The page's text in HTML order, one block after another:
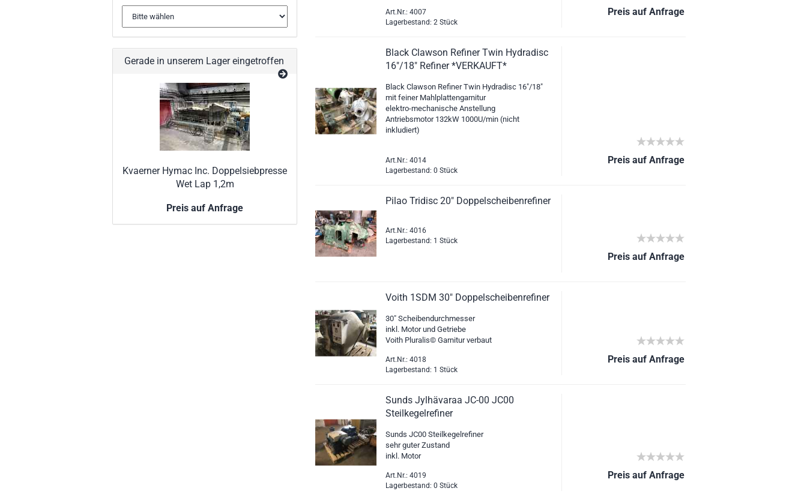
Art.Nr.: 4007
Lagerbestand: 2 Stück
Preis auf Anfrage
Black Clawson Refiner Twin Hydradisc
16"/18" Refiner *VERKAUFT*
Black Clawson Refiner Twin Hydradisc 16"/18"
mit feiner Mahlplattengarnitur
elektro-mechanische Anstellung
Antriebsmotor 132kW 1000U/min (nicht
inkludiert)
Art.Nr.: 4014
Lagerbestand: 0 Stück
Preis auf Anfrage
Pilao Tridisc 20" Doppelscheibenrefiner
Art.Nr.: 4016
Lagerbestand: 1 Stück
Preis auf Anfrage
Voith 1SDM 30" Doppelscheibenrefiner
30" Scheibendurchmesser
inkl. Motor und Getriebe
Voith Pluralis© Garnitur verbaut
Art.Nr.: 4018
Lagerbestand: 1 Stück
Preis auf Anfrage
Sunds Jylhävaraa JC-00 JC00
Steilkegelrefiner
Sunds JC00 Steilkegelrefiner
sehr guter Zustand
inkl. Motor
Art.Nr.: 4019
Lagerbestand: 0 Stück
Preis auf Anfrage
Gerade in unserem Lager eingetroffen
Kvaerner Hymac Inc. Doppelsiebpresse
Wet Lap 1,2m
Preis auf Anfrage